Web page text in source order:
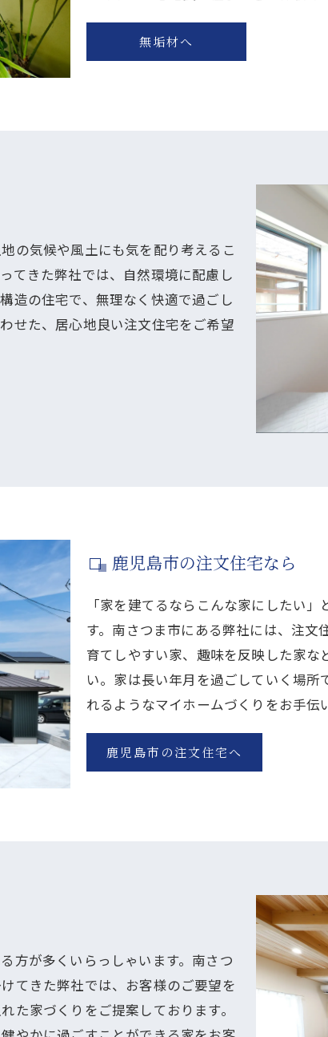
無垢材へ
の気候や風土にも気を配り考えるこ
てきた弊社では、自然環境に配慮し
造の住宅で、無理なく快適で過ごし
せた、居心地良い注文住宅をご希望
鹿児島市の注文住宅なら
「家を建てるならこんな家にしたい
す。南さつま市にある弊社には、注文
育てしやすい家、趣味を反映した家
い。家は長い年月を過ごしていく場
れるようなマイホームづくりをお手伝
鹿児島市の注文住宅へ
方が多くいらっしゃいます。南さつ
てきた弊社では、お客様のご要望を
た家づくりをご提案しております。